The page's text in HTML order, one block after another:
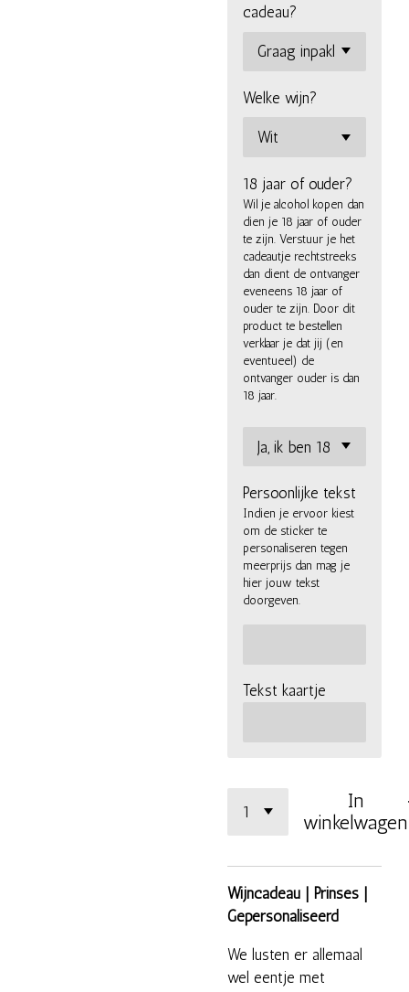
cadeau?
Welke wijn?
18 jaar of ouder?
Wil je alcohol kopen dan
dien je 18 jaar of ouder
te zijn. Verstuur je het
cadeautje rechtstreeks
dan dient de ontvanger
eveneens 18 jaar of
ouder te zijn. Door dit
product te bestellen
verklaar je dat jij (en
eventueel) de
ontvanger ouder is dan
18 jaar.
Persoonlijke tekst
Indien je ervoor kiest
om de sticker te
personaliseren tegen
meerprijs dan mag je
hier jouw tekst
doorgeven.
Tekst kaartje
In
winkelwagen
Wijncadeau | Prinses |
Gepersonaliseerd
We lusten er allemaal
wel eentje met